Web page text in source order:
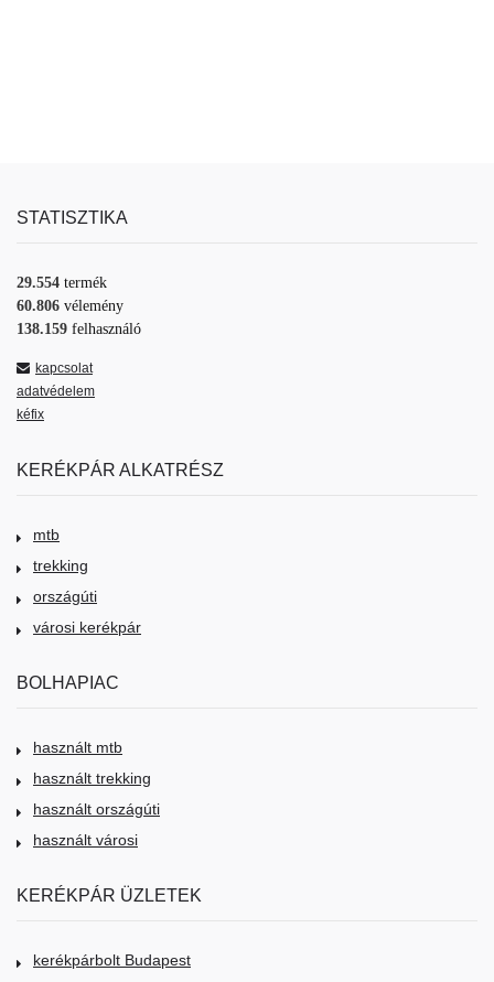
STATISZTIKA
29.554 termék
60.806 vélemény
138.159 felhasználó
kapcsolat
adatvédelem
kéfix
KERÉKPÁR ALKATRÉSZ
mtb
trekking
országúti
városi kerékpár
BOLHAPIAC
használt mtb
használt trekking
használt országúti
használt városi
KERÉKPÁR ÜZLETEK
kerékpárbolt Budapest